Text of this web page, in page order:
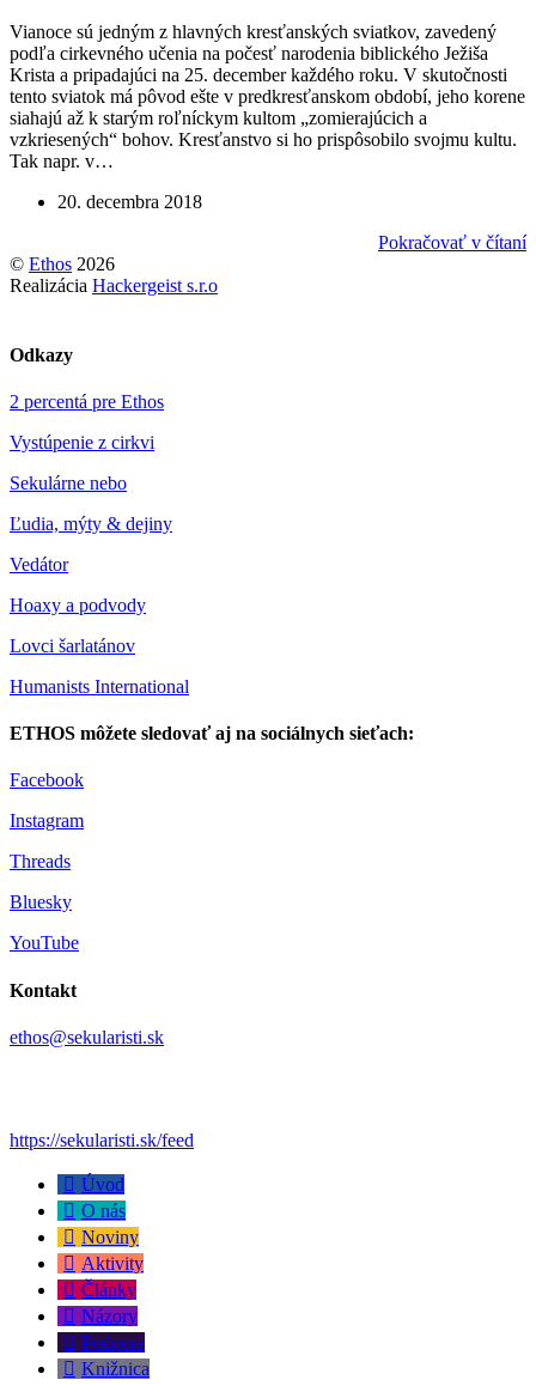
Vianoce sú jedným z hlavných kresťanských sviatkov, zavedený
podľa cirkevného učenia na počesť narodenia biblického Ježiša
Krista a pripadajúci na 25. december každého roku. V skutočnosti
tento sviatok má pôvod ešte v predkresťanskom období, jeho korene
siahajú až k starým roľníckym kultom „zomierajúcich a
vzkriesených“ bohov. Kresťanstvo si ho prispôsobilo svojmu kultu.
Tak napr. v…
20. decembra 2018
Pokračovať v čítaní
© Ethos 2026
Realizácia Hackergeist s.r.o
Odkazy
2 percentá pre Ethos
Vystúpenie z cirkvi
Sekulárne nebo
Ľudia, mýty & dejiny
Vedátor
Hoaxy a podvody
Lovci šarlatánov
Humanists International
ETHOS môžete sledovať aj na sociálnych sieťach:
Facebook
Instagram
Threads
Bluesky
YouTube
Kontakt
ethos@sekularisti.sk
https://sekularisti.sk/feed
Úvod
O nás
Noviny
Aktivity
Články
Názory
Podpora
Knižnica